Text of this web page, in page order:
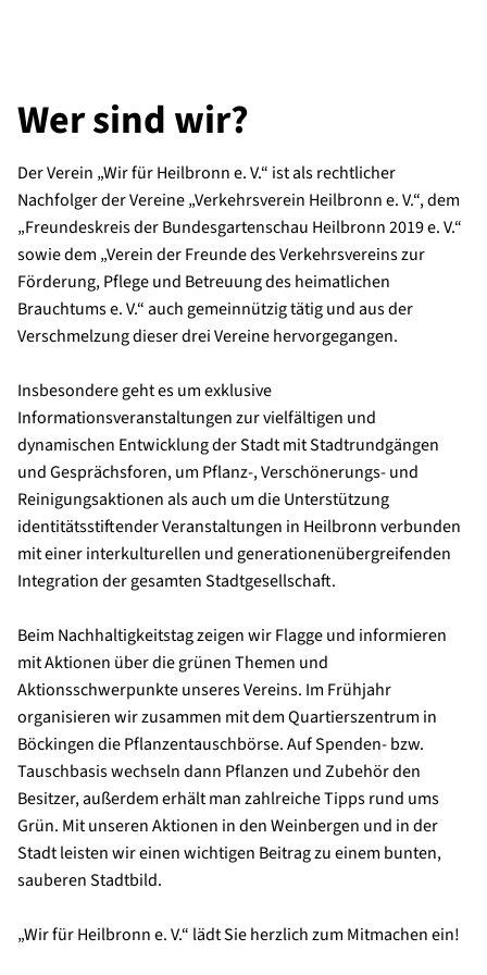
Wer sind wir?
Der Verein „Wir für Heilbronn e. V.“ ist als rechtlicher
Nachfolger der Vereine „Verkehrsverein Heilbronn e. V.“, dem
„Freundeskreis der Bundesgartenschau Heilbronn 2019 e. V.“
sowie dem „Verein der Freunde des Verkehrsvereins zur
Förderung, Pflege und Betreuung des heimatlichen
Brauchtums e. V.“ auch gemeinnützig tätig und aus der
Verschmelzung dieser drei Vereine hervorgegangen.
Insbesondere geht es um exklusive
Informationsveranstaltungen zur vielfältigen und
dynamischen Entwicklung der Stadt mit Stadtrundgängen
und Gesprächsforen, um Pflanz-, Verschönerungs- und
Reinigungsaktionen als auch um die Unterstützung
identitätsstiftender Veranstaltungen in Heilbronn verbunden
mit einer interkulturellen und generationenübergreifenden
Integration der gesamten Stadtgesellschaft.
Beim Nachhaltigkeitstag zeigen wir Flagge und informieren
mit Aktionen über die grünen Themen und
Aktionsschwerpunkte unseres Vereins. Im Frühjahr
organisieren wir zusammen mit dem Quartierszentrum in
Böckingen die Pflanzentauschbörse. Auf Spenden- bzw.
Tauschbasis wechseln dann Pflanzen und Zubehör den
Besitzer, außerdem erhält man zahlreiche Tipps rund ums
Grün. Mit unseren Aktionen in den Weinbergen und in der
Stadt leisten wir einen wichtigen Beitrag zu einem bunten,
sauberen Stadtbild.
„Wir für Heilbronn e. V.“ lädt Sie herzlich zum Mitmachen ein!